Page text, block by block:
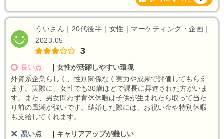
ういさん｜20代後半｜女性｜マーケティング・企画｜
2023.05
3
良い点
女性が活躍しやすい環境
外資系企業らしく、性別関係なく実力や成果で評価してもらえ
ます。実際に、女性でも30歳ほどで課長に昇進された方がいま
す。また、男女問わず育休休暇は子供が生まれたら取って当た
り前の風潮が強いです。結婚した際には、お祝い金や特別休暇
も支給してくれます。
悪い点 キャリアアップが難しい